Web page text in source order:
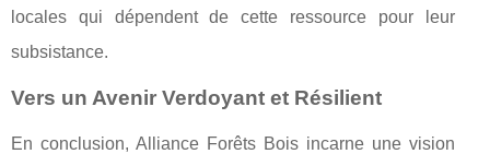
locales qui dépendent de cette ressource pour leur
subsistance.
Vers un Avenir Verdoyant et Résilient
En conclusion, Alliance Forêts Bois incarne une vision